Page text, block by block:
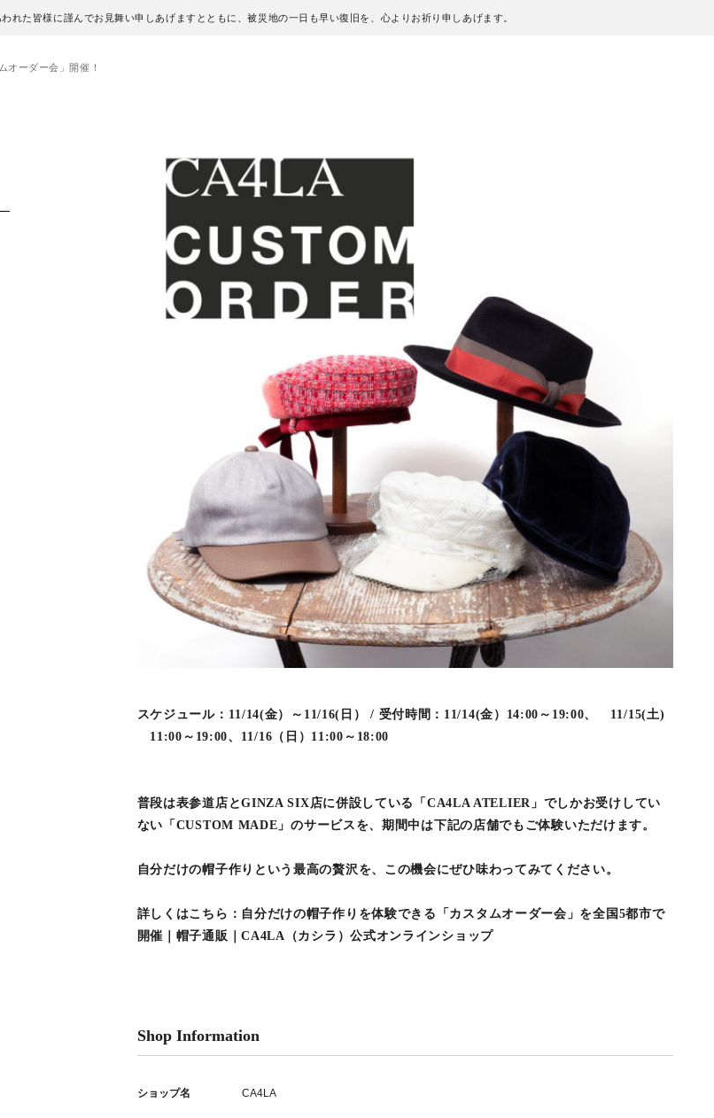
れた皆様に謹んでお見舞い申しあげますとともに、被災地の一日も早い復旧を、心よりお祈り申しあげます。
オーダー会」開催！
スケジュール：11/14(金）～11/16(日） / 受付時間：11/14(金）14:00～19:00、 11/15(土)
11:00～19:00、11/16（日）11:00～18:00
普段は表参道店とGINZA SIX店に併設している「CA4LA ATELIER」でしかお受けしてい
ない「CUSTOM MADE」のサービスを、期間中は下記の店舗でもご体験いただけます。
自分だけの帽子作りという最高の贅沢を、この機会にぜひ味わってみてください。
詳しくはこちら：自分だけの帽子作りを体験できる「カスタムオーダー会」を全国5都市で
開催｜帽子通販｜CA4LA（カシラ）公式オンラインショップ
Shop Information
ショップ名 CA4LA